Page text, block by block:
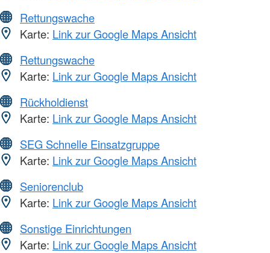
Rettungswache
Karte: Link zur Google Maps Ansicht
Rettungswache
Karte: Link zur Google Maps Ansicht
Rückholdienst
Karte: Link zur Google Maps Ansicht
SEG Schnelle Einsatzgruppe
Karte: Link zur Google Maps Ansicht
Seniorenclub
Karte: Link zur Google Maps Ansicht
Sonstige Einrichtungen
Karte: Link zur Google Maps Ansicht